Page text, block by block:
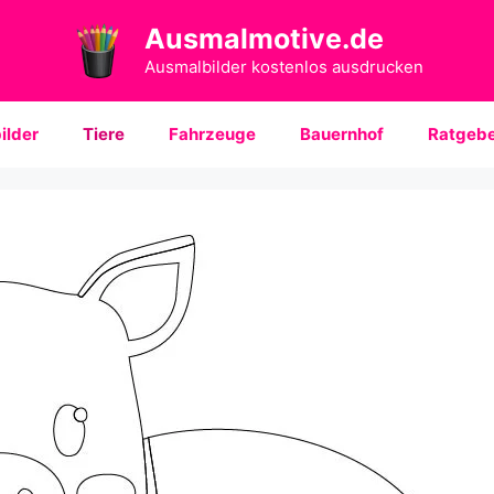
Ausmalmotive.de
Ausmalbilder kostenlos ausdrucken
Tiere Fahrzeuge Bauernhof